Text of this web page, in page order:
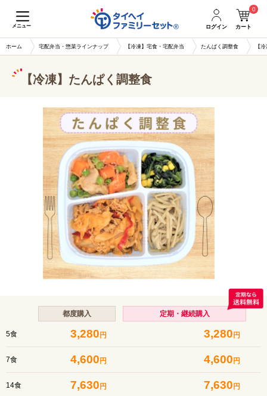
メニュー ログイン カート
0
ホーム 宅配弁当・惣菜ラインナップ 【冷凍】宅食・宅配弁当 たんぱく調整食 【
【冷凍】たんぱく調整食
都度購入 定期・継続購入
5食 3,280円 3,280円
7食 4,600円 4,600円
14食 7,630円 7,630円